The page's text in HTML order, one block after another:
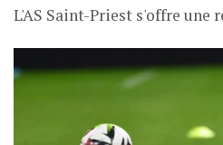
L'AS Saint-Priest s'offre une